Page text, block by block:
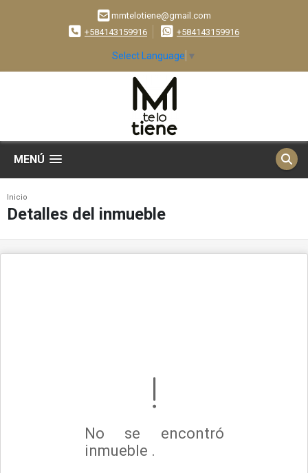
mmtelotiene@gmail.com
+584143159916
+584143159916
Select Language ▼
MENÚ
Inicio
Detalles del inmueble
No se encontró
inmueble .